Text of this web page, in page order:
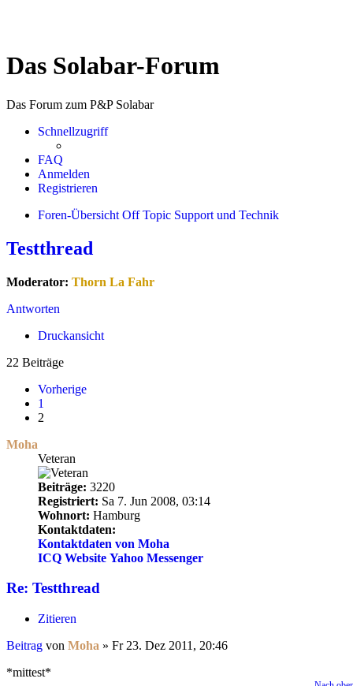
Das Solabar-Forum
Das Forum zum P&P Solabar
Schnellzugriff
FAQ
Anmelden
Registrieren
Foren-Übersicht Off Topic Support und Technik
Testthread
Moderator: Thorn La Fahr
Antworten
Druckansicht
22 Beiträge
Vorherige
1
2
Moha
Veteran
Beiträge: 3220
Registriert: Sa 7. Jun 2008, 03:14
Wohnort: Hamburg
Kontaktdaten:
Kontaktdaten von Moha
ICQ Website Yahoo Messenger
Re: Testthread
Zitieren
Beitrag von Moha » Fr 23. Dez 2011, 20:46
*mittest*